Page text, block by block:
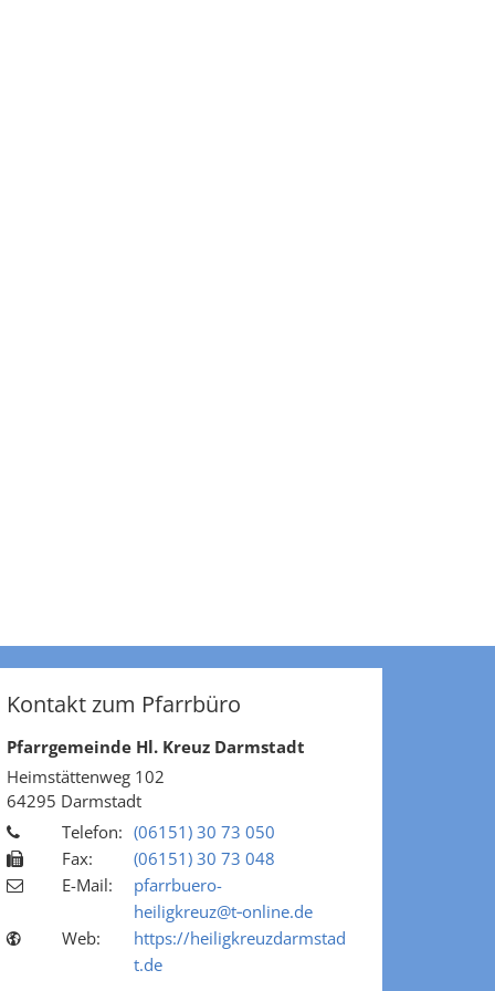
Kontakt zum Pfarrbüro
Pfarrgemeinde Hl. Kreuz Darmstadt
Heimstättenweg 102
64295 Darmstadt
Telefon: (06151) 30 73 050
Fax:
(06151) 30 73 048
E-Mail:
pfarrbuero-
heiligkreuz@t‑online.de
Web:
https://heiligkreuzdarmstad
t.de